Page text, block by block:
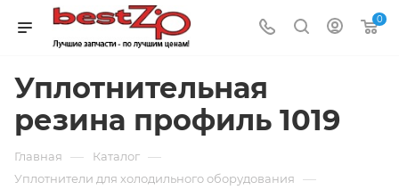
0
Уплотнительная
резина профиль 1019
Главная — Каталог —
Уплотнители для холодильного оборудования —